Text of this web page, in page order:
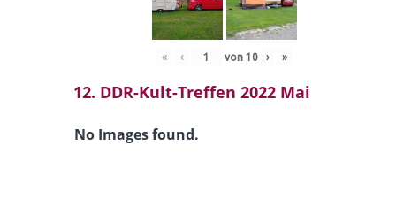
« ‹ von 10 › »
12. DDR-Kult-Treffen 2022 Mai
No Images found.